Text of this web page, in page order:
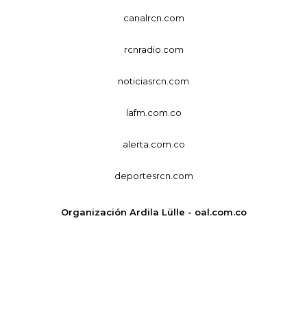
canalrcn.com
rcnradio.com
noticiasrcn.com
lafm.com.co
alerta.com.co
deportesrcn.com
Organización Ardila Lülle - oal.com.co